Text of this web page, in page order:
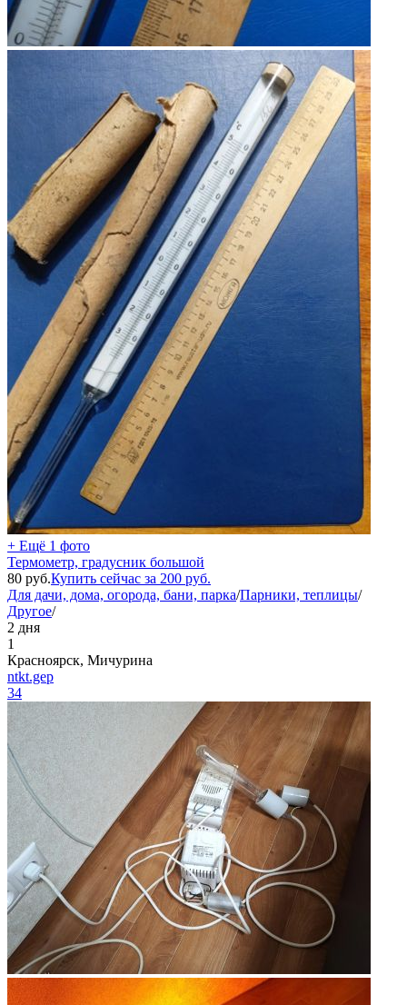
+ Ещё 1 фото
Термометр, градусник большой
80 руб.Купить сейчас за 200 руб.
Для дачи, дома, огорода, бани, парка/Парники, теплицы/
Другое/
2 дня
1
Красноярск, Мичурина
ntkt.gep
34